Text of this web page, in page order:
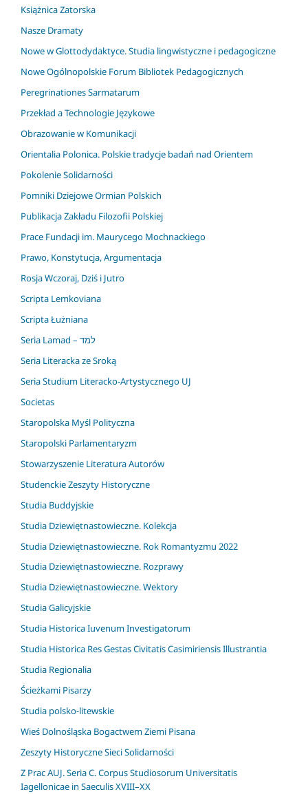
Książnica Zatorska
Nasze Dramaty
Nowe w Glottodydaktyce. Studia lingwistyczne i pedagogiczne
Nowe Ogólnopolskie Forum Bibliotek Pedagogicznych
Peregrinationes Sarmatarum
Przekład a Technologie Językowe
Obrazowanie w Komunikacji
Orientalia Polonica. Polskie tradycje badań nad Orientem
Pokolenie Solidarności
Pomniki Dziejowe Ormian Polskich
Publikacja Zakładu Filozofii Polskiej
Prace Fundacji im. Maurycego Mochnackiego
Prawo, Konstytucja, Argumentacja
Rosja Wczoraj, Dziś i Jutro
Scripta Lemkoviana
Scripta Łużniana
Seria Lamad – למד
Seria Literacka ze Sroką
Seria Studium Literacko-Artystycznego UJ
Societas
Staropolska Myśl Polityczna
Staropolski Parlamentaryzm
Stowarzyszenie Literatura Autorów
Studenckie Zeszyty Historyczne
Studia Buddyjskie
Studia Dziewiętnastowieczne. Kolekcja
Studia Dziewiętnastowieczne. Rok Romantyzmu 2022
Studia Dziewiętnastowieczne. Rozprawy
Studia Dziewiętnastowieczne. Wektory
Studia Galicyjskie
Studia Historica Iuvenum Investigatorum
Studia Historica Res Gestas Civitatis Casimiriensis Illustrantia
Studia Regionalia
Ścieżkami Pisarzy
Studia polsko-litewskie
Wieś Dolnośląska Bogactwem Ziemi Pisana
Zeszyty Historyczne Sieci Solidarności
Z Prac AUJ. Seria C. Corpus Studiosorum Universitatis
Iagellonicae in Saeculis XVIII–XX